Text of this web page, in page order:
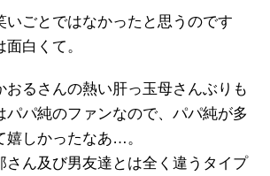
いごとではなかったと思うのです
白くて。
おるさんの熱い肝っ玉母さんぶりも
パパ純のファンなので、パパ純が多
嬉しかったなあ…。
さん及び男友達とは全く違うタイプ